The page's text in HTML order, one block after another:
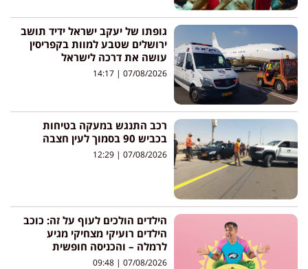
גופתו של יעקב ישראל ידיד תושב
ירושלים שטבע למוות בקפריסין
עושה את דרכה לישראל
07/08/2026
רכב התנגש במעקה בטיחות
בכביש 90 בסמוך לעין חצבה
07/08/2026
הילדים הולכים לעוף על זה: כוכב
הילדים רועיקי מצחיקי מגיע
לרמלה – והכניסה חופשית
07/08/2026